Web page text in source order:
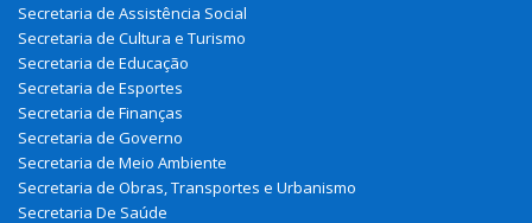
Secretaria de Assistência Social
Secretaria de Cultura e Turismo
Secretaria de Educação
Secretaria de Esportes
Secretaria de Finanças
Secretaria de Governo
Secretaria de Meio Ambiente
Secretaria de Obras, Transportes e Urbanismo
Secretaria De Saúde